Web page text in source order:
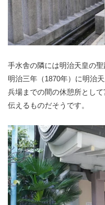
手水舎の隣には明治天皇の
明治三年（1870年）に明治
兵場までの間の休憩所とし
伝えるものだそうです。